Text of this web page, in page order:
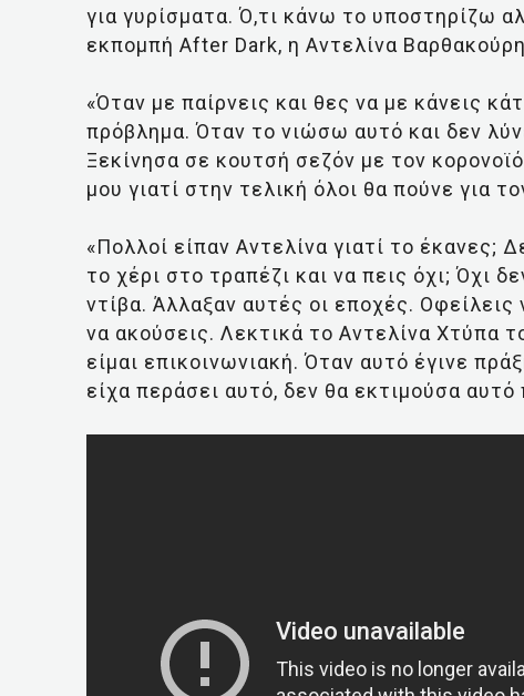
για γυρίσματα. Ό,τι κάνω το υποστηρίζω
εκπομπή After Dark, η Αντελίνα
«Όταν με παίρνεις και θες να με κάνεις
πρόβλημα. Όταν το νιώσω αυτό και δεν
Ξεκίνησα σε κουτσή σεζόν με τον
μου γιατί στην τελική όλοι θα πούνε για
«Πολλοί είπαν Αντελίνα γιατί το
το χέρι στο τραπέζι και να πεις όχι; Όχι
ντίβα. Άλλαξαν αυτές οι εποχές.
να ακούσεις. Λεκτικά το Αντελίνα Χτύπα
είμαι επικοινωνιακή. Όταν αυτό έγινε
είχα περάσει αυτό, δεν θα εκτιμούσα